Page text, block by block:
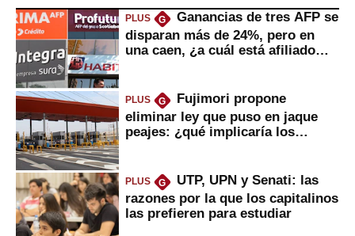
PLUS G
Ganancias de tres AFP se
disparan más de 24%, pero en
una caen, ¿a cuál está afiliado
PLUS G
Fujimori propone
eliminar ley que puso en jaque
peajes: ¿qué implicaría los
PLUS G
UTP, UPN y Senati: las
razones por la que los capitalinos
las prefieren para estudiar